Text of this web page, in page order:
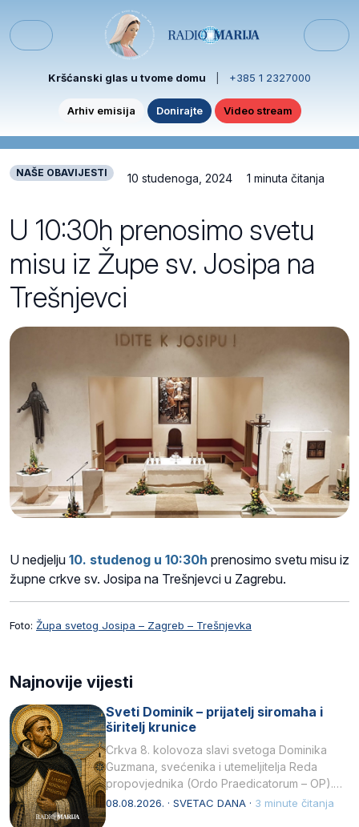
Menu
Kršćanski glas u tvome domu +385 1 2327000
Arhiv emisija Donirajte Video stream
NAŠE OBAVIJESTI 10 studenoga, 2024 1 minuta čitanja
U 10:30h prenosimo svetu
misu iz Župe sv. Josipa na
Trešnjevci
U nedjelju 10. studenog u 10:30h prenosimo svetu misu iz
župne crkve sv. Josipa na Trešnjevci u Zagrebu.
Foto: Župa svetog Josipa – Zagreb – Trešnjevka
Najnovije vijesti
Sveti Dominik – prijatelj siromaha i
širitelj krunice
Crkva 8. kolovoza slavi svetoga Dominika
Guzmana, svećenika i utemeljitelja Reda
propovjednika (Ordo Praedicatorum – OP).
Svojim životom, dubokom ljubavlju prema
08.08.2026. · SVETAC DANA · 3 minute čitanja